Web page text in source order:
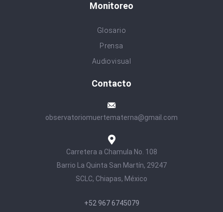
Monitoreo
Glosario
Prensa
Audiovisual
Contacto
observatoriomuertematerna@gmail.com
Carretera a Chamula No. 108
Barrio La Quinta San Martín, 29247
SCLC, Chiapas, México
+52 967 6745079